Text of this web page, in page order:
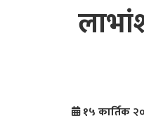
१५ कार्तिक